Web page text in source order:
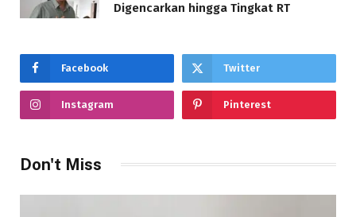
Digencarkan hingga Tingkat RT
Facebook Twitter
Instagram Pinterest
Don't Miss